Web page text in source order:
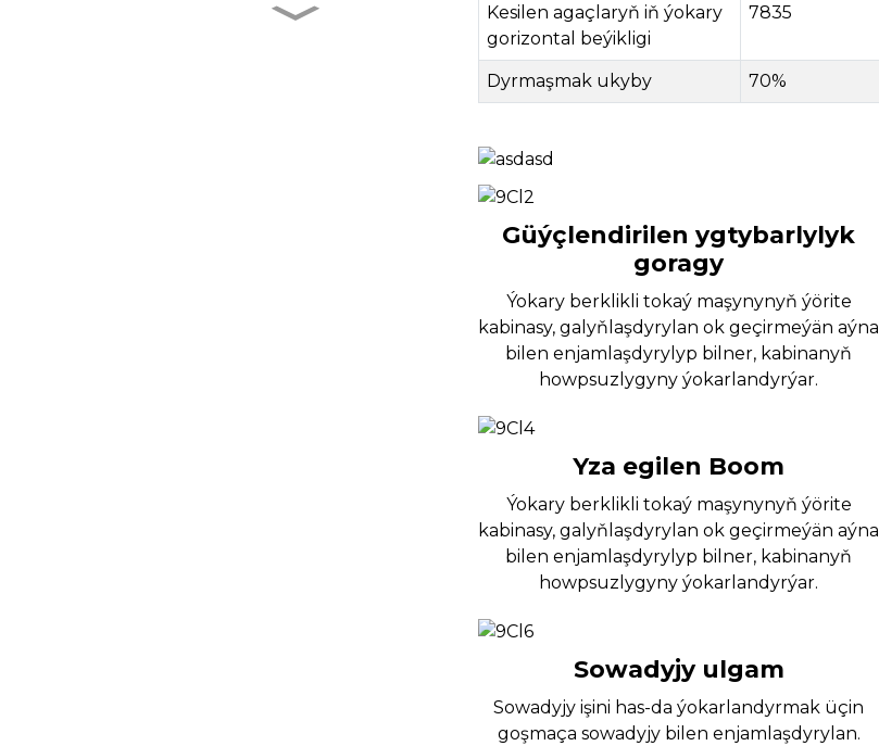
Kesilen agaçlaryň iň ýokary
gorizontal beýikligi
7835
Dyrmaşmak ukyby 70%
Güýçlendirilen ygtybarlylyk
goragy
Ýokary berklikli tokaý maşynynyň ýörite
kabinasy, galyňlaşdyrylan ok geçirmeýän aýna
bilen enjamlaşdyrylyp bilner, kabinanyň
howpsuzlygyny ýokarlandyrýar.
Yza egilen Boom
Ýokary berklikli tokaý maşynynyň ýörite
kabinasy, galyňlaşdyrylan ok geçirmeýän aýna
bilen enjamlaşdyrylyp bilner, kabinanyň
howpsuzlygyny ýokarlandyrýar.
Sowadyjy ulgam
Sowadyjy işini has-da ýokarlandyrmak üçin
goşmaça sowadyjy bilen enjamlaşdyrylan.